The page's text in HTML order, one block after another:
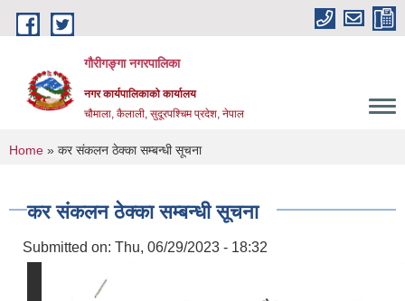
Skip to main content
गौरीगङ्गा नगरपालिका
नगर कार्यपालिकाको कार्यालय
चौमाला, कैलाली, सुदूरपश्चिम प्रदेश, नेपाल
You are here
Home » कर संकलन ठेक्का सम्बन्धी सूचना
कर संकलन ठेक्का सम्बन्धी सूचना
Submitted on: Thu, 06/29/2023 - 18:32